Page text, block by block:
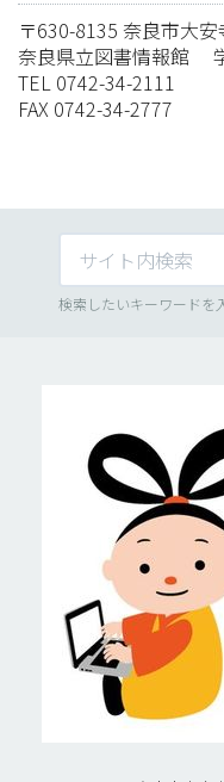
〒630-8135 奈良市大
奈良県立図書情報館
TEL 0742-34-2111
FAX 0742-34-2777
サイト内検索
検索したいキーワードを